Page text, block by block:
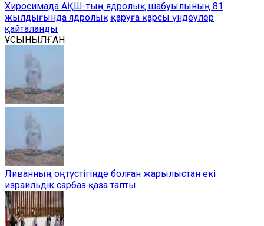
Хиросимада АҚШ-тың ядролық шабуылының 81
жылдығында ядролық қаруға қарсы үндеулер
қайталанды
ҰСЫНЫЛҒАН
Ливанның оңтүстігінде болған жарылыстан екі
израильдік сарбаз қаза тапты